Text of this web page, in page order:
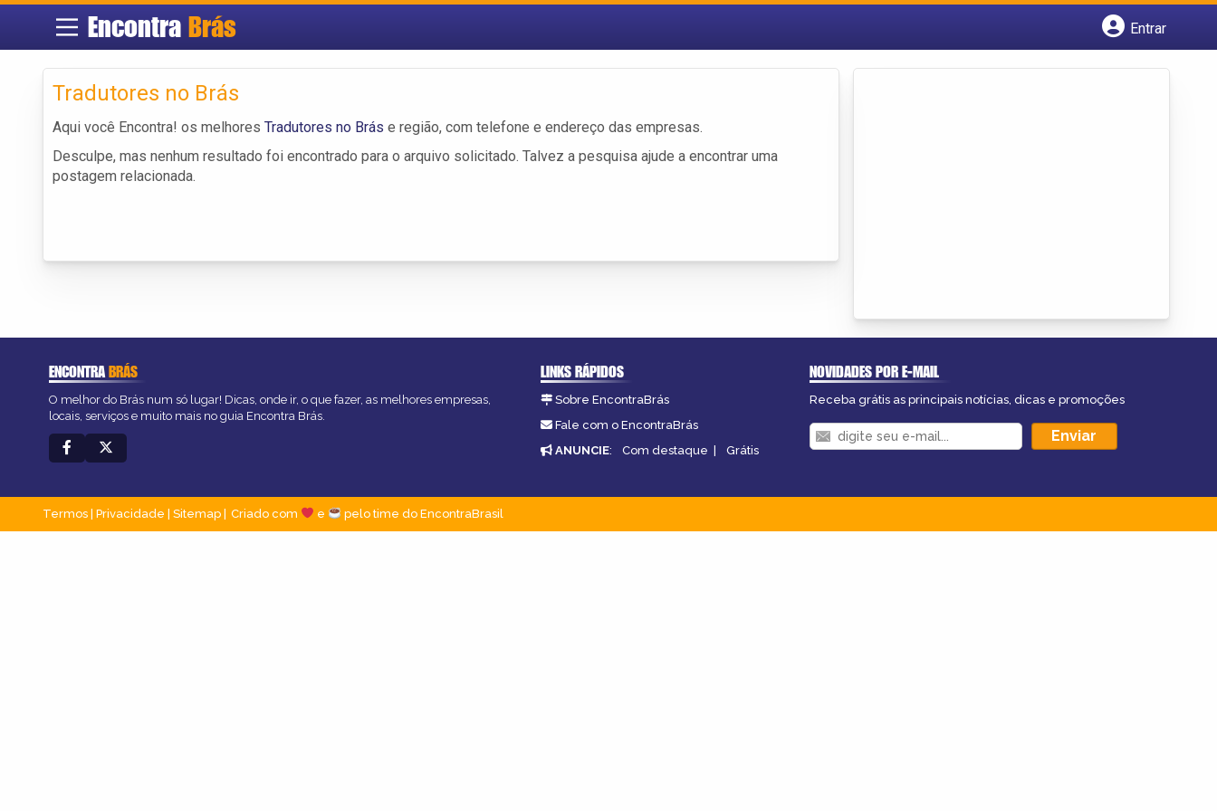
EncontraBrás
Entrar
Tradutores no Brás
Aqui você Encontra! os melhores Tradutores no Brás e região, com telefone e endereço das empresas.
Desculpe, mas nenhum resultado foi encontrado para o arquivo solicitado. Talvez a pesquisa ajude a encontrar uma
postagem relacionada.
ENCONTRABRÁS
O melhor do Brás num só lugar! Dicas, onde ir, o que fazer, as melhores empresas,
locais, serviços e muito mais no guia Encontra Brás.
LINKS RÁPIDOS
Sobre EncontraBrás
Fale com o EncontraBrás
ANUNCIE: Com destaque | Grátis
NOVIDADES POR E-MAIL
Receba grátis as principais notícias, dicas e promoções
Termos Privacidade Sitemap Criado com e pelo time do EncontraBrasil